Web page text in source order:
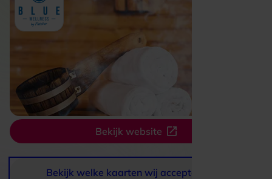
Bekijk website
Bekijk welke kaarten wij accepteren